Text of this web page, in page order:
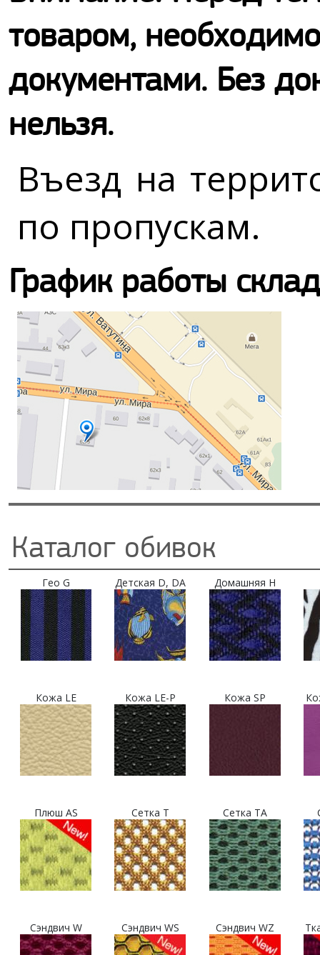
товаром,
документами. Без
нельзя.
Въезд на
по пропускам.
График работы
Каталог обивок
Гео G Детская D, DA Домашняя H
Кожа LE Кожа LE-P Кожа SP
Плюш AS Сетка T Сетка TA
Сэндвич W Сэндвич WS Сэндвич WZ